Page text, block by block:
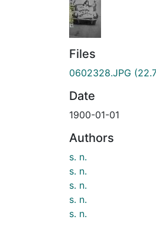
Files
0602328.JPG
Date
1900-01-01
Authors
s. n.
s. n.
s. n.
s. n.
s. n.